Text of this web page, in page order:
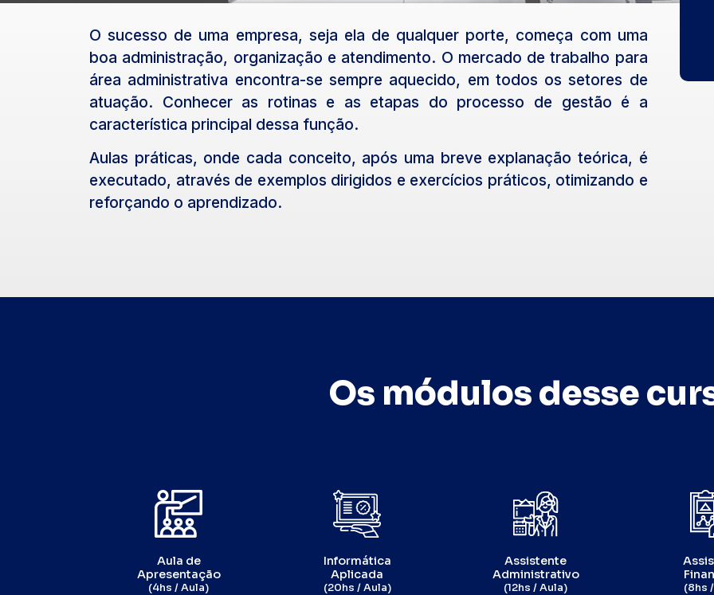
O sucesso de uma empresa, seja ela de qualquer porte, começa com uma
boa administração, organização e atendimento. O mercado de trabalho para
área administrativa encontra-se sempre aquecido, em todos os setores de
atuação. Conhecer as rotinas e as etapas do processo de gestão é a
característica principal dessa função.
Aulas práticas, onde cada conceito, após uma breve explanação teórica, é
executado, através de exemplos dirigidos e exercícios práticos, otimizando e
reforçando o aprendizado.
Os módulos desse
Aula de
Apresentação
(4hs / Aula)
Informática
Aplicada
(20hs / Aula)
Assistente
Administrativo
(12hs / Aula) (8hs